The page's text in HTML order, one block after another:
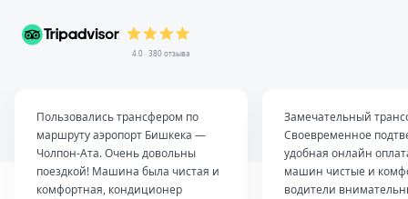
4.0 · 380 отзыва
Пользовались трансфером по
маршруту аэропорт Бишкека —
Чолпон-Ата. Очень довольны
поездкой! Машина была чистая и
комфортная, кондиционер
Замечательный
Своевременное
удобная онлайн
машин чистые и
водители